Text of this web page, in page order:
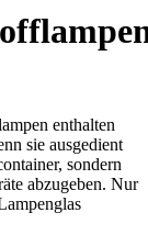
enthalten
sie ausgedient
sondern
abzugeben. Nur